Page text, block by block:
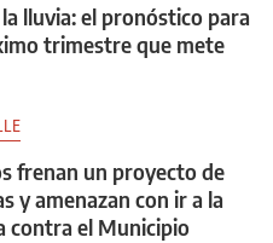
lluvia: el pronóstico para
trimestre que mete
frenan un proyecto de
y amenazan con ir a la
contra el Municipio